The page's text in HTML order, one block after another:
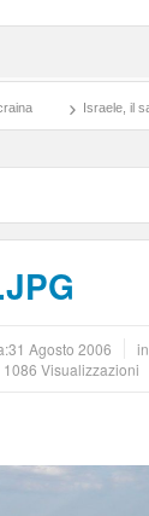
Israele, il sangue
31 Agosto 2006
1086 Visualizzazioni